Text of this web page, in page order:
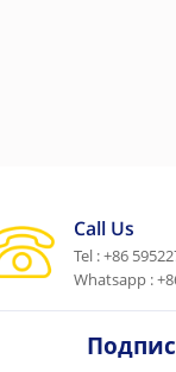
Call Us
Tel : +86
Whatsapp :